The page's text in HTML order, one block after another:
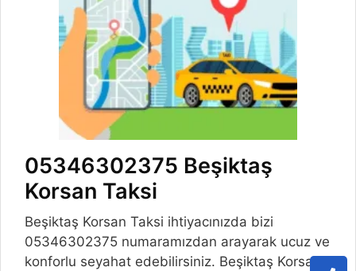
05346302375 Beşiktaş
Korsan Taksi
Beşiktaş Korsan Taksi ihtiyacınızda bizi
05346302375 numaramızdan arayarak ucuz ve
konforlu seyahat edebilirsiniz. Beşiktaş Korsan